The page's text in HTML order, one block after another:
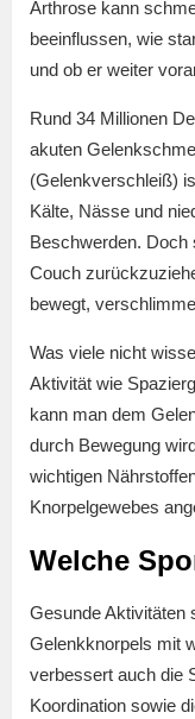
Arthrose kann
beeinflussen, wie
und ob er weiter
Rund 34 Millionen
akuten
(Gelenkverschleiß)
Kälte, Nässe und
Beschwerden. Doch
Couch
bewegt,
Was viele nicht
Aktivität wie
kann man dem
durch Bewegung
wichtigen
Knorpelgewebes
Welche
Gesunde Aktivitäten
Gelenkknorpels mit
verbessert auch die
Koordination sowie